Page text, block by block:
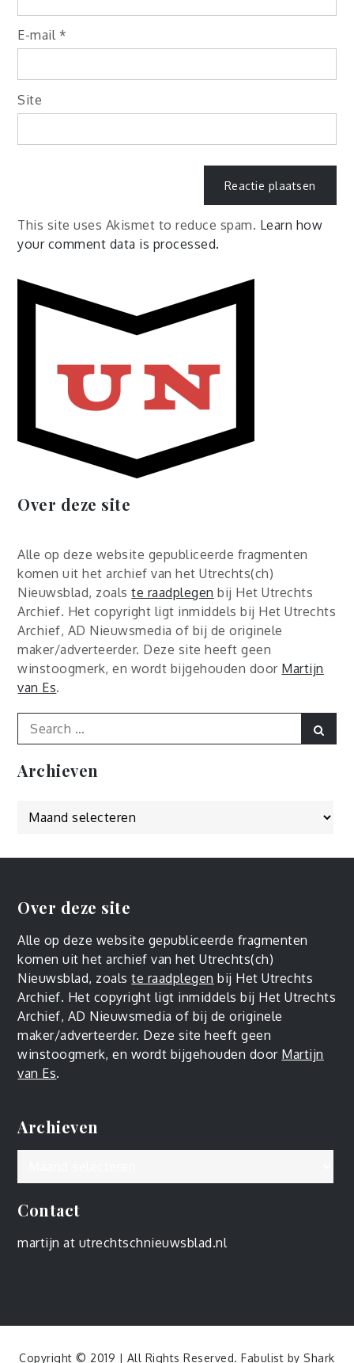
E-mail *
Site
This site uses Akismet to reduce spam. Learn how
your comment data is processed.
Over deze site
Alle op deze website gepubliceerde fragmenten
komen uit het archief van het Utrechts(ch)
Nieuwsblad, zoalste raadplegen bij Het Utrechts
Archief. Het copyright ligt inmiddels bij Het Utrechts
Archief, AD Nieuwsmedia of bij de originele
maker/adverteerder. Deze site heeft geen
winstoogmerk, en wordt bijgehouden door Martijn
van Es.
Search
for:
Archieven
Over deze site
Alle op deze website gepubliceerde fragmenten
komen uit het archief van het Utrechts(ch)
Nieuwsblad, zoalste raadplegen bij Het Utrechts
Archief. Het copyright ligt inmiddels bij Het Utrechts
Archief, AD Nieuwsmedia of bij de originele
maker/adverteerder. Deze site heeft geen
winstoogmerk, en wordt bijgehouden door Martijn
van Es.
Archieven
Contact
martijn at utrechtschnieuwsblad.nl
Copyright © 2019 | All Rights Reserved. Fabulist by Shark